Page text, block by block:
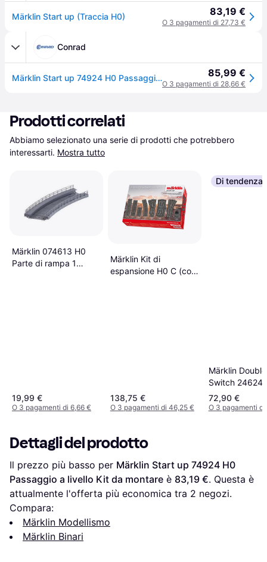
Märklin Start up (Traccia H0) 83,19 €
O 3 pagamenti di 27,73 €
Conrad
Märklin Start up 74924 H0 Passaggio a livello Kit da montare 85,99 €
O 3 pagamenti di 28,66 €
Prodotti correlati
Abbiamo selezionato una serie di prodotti che potrebbero
interessarti. Mostra tutto
Märklin 074613 H0
Parte di rampa 1
19,99 €
O 3 pagamenti di 6,66 €
Märklin Kit di
espansione H0 C (con
138,75 €
O 3 pagamenti di 46,25 €
Di tendenza
Märklin
Switch 24624
72,90 €
O 3 pagamenti
Dettagli del prodotto
Il prezzo più basso per Märklin Start up 74924 H0
Passaggio a livello Kit da montare è 83,19 €. Questa è
attualmente l'offerta più economica tra 2 negozi.
Compara:
Märklin Modellismo
Märklin Binari